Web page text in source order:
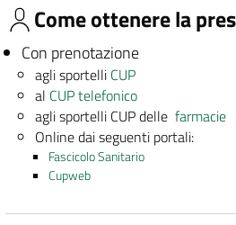
Come ottenere la
Con prenotazione
agli sportelli CUP
al CUP telefonico
agli sportelli CUP dellefarmacie
Online dai seguenti portali:
Fascicolo Sanitario
Cupweb